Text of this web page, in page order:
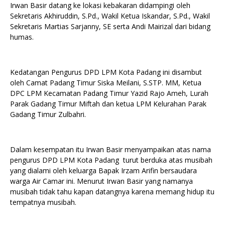
Irwan Basir datang ke lokasi kebakaran didampingi oleh
Sekretaris Akhiruddin, S.Pd., Wakil Ketua Iskandar, S.Pd., Wakil
Sekretaris Martias Sarjanny, SE serta Andi Mairizal dari bidang
humas.
Kedatangan Pengurus DPD LPM Kota Padang ini disambut
oleh Camat Padang Timur Siska Meilani, S.STP. MM, Ketua
DPC LPM Kecamatan Padang Timur Yazid Rajo Ameh, Lurah
Parak Gadang Timur Miftah dan ketua LPM Kelurahan Parak
Gadang Timur Zulbahri.
Dalam kesempatan itu Irwan Basir menyampaikan atas nama
pengurus DPD LPM Kota Padang turut berduka atas musibah
yang dialami oleh keluarga Bapak Irzam Arifin bersaudara
warga Air Camar ini. Menurut Irwan Basir yang namanya
musibah tidak tahu kapan datangnya karena memang hidup itu
tempatnya musibah.